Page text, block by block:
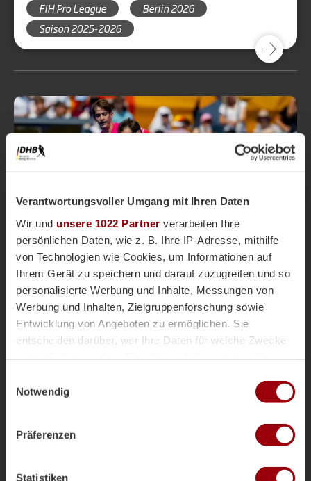
Verantwortungsvoller Umgang mit Ihren Daten
Wir und unsere 1022 Partner verarbeiten Ihre
persönlichen Daten, wie z. B. Ihre IP-Adresse, mithilfe
von Technologien wie Cookies, um Informationen auf
Ihrem Gerät zu speichern und darauf zuzugreifen und so
personalisierte Werbung und Inhalte, Messungen von
Werbung und Inhalten, Zielgruppenforschung sowie
Entwicklung von Angeboten zu ermöglichen. Sie
entscheiden darüber, wer Ihre Daten für welche Zwecke
Trigger Symbol ändern oder widerrufen
Informationen über Ihre geografische Lage erfassen,
Ihr Gerät durch aktives Scannen nach bestimmten
Merkmalen (Fingerprinting) identifizieren
Notwendig
Präferenzen
Statistiken
FIH Pro League
Berlin 2026
Saison 2025-2026
HonamasNationalteams Magazin Vor einem Monat
HONAMAS kassieren deutliche 2:5-
Niederlage gegen Spanien
Nach starken ersten 25 Minuten muss sich das
deutsche Team Spanien deutlich mit 2:5
geschlagen geben.
FIH Pro League
Berlin 2026